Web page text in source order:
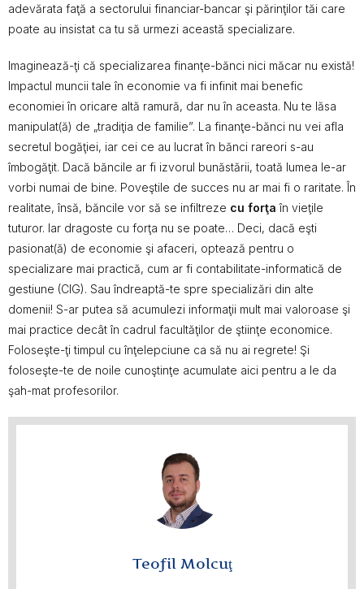
adevărata faţă a sectorului financiar-bancar şi părinţilor tăi care
poate au insistat ca tu să urmezi această specializare.
Imaginează-ţi că specializarea finanţe-bănci nici măcar nu există!
Impactul muncii tale în economie va fi infinit mai benefic
economiei în oricare altă ramură, dar nu în aceasta. Nu te lăsa
manipulat(ă) de „tradiţia de familie”. La finanţe-bănci nu vei afla
secretul bogăţiei, iar cei ce au lucrat în bănci rareori s-au
îmbogăţit. Dacă băncile ar fi izvorul bunăstării, toată lumea le-ar
vorbi numai de bine. Poveştile de succes nu ar mai fi o raritate. În
realitate, însă, băncile vor să se infiltreze cu forţa în vieţile
tuturor. Iar dragoste cu forţa nu se poate… Deci, dacă eşti
pasionat(ă) de economie şi afaceri, optează pentru o
specializare mai practică, cum ar fi contabilitate-informatică de
gestiune (CIG). Sau îndreaptă-te spre specializări din alte
domenii! S-ar putea să acumulezi informaţii mult mai valoroase şi
mai practice decât în cadrul facultăţilor de ştiinţe economice.
Foloseşte-ţi timpul cu înţelepciune ca să nu ai regrete! Şi
foloseşte-te de noile cunoştinţe acumulate aici pentru a le da
şah-mat profesorilor.
Teofil Molcuţ